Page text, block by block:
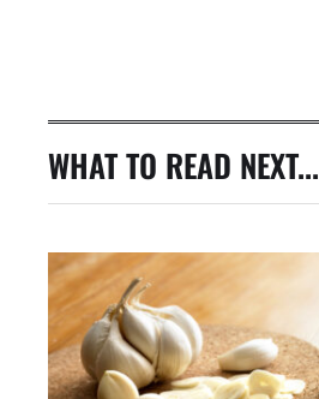
WHAT TO READ NEXT...